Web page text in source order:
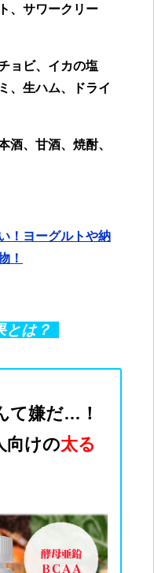
、サワークリー
ョビ、イカの塩
、生ハム、ドライ
酒、甘酒、焼酎、
！ヨーグルトや納
！
とは？
て嫌だ…！
向けの太る